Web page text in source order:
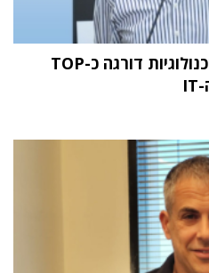
מחקר STKI השנתי: וואן טכנולוגיות דורגה כ-TOP